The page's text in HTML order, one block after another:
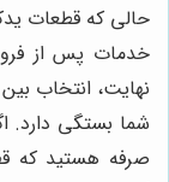
حالی که قطعات
خدمات پس از
نهایت، انتخاب
شما بستگی دارد.
صرفه هستید که